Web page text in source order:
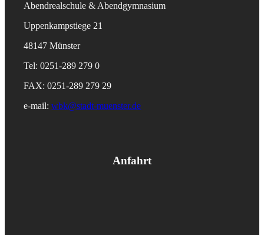
Abendrealschule & Abendgymnasium
Uppenkampstiege 21
48147 Münster
Tel: 0251-289 279 0
FAX: 0251-289 279 29
e-mail:wbk@stadt-muenster.de
Anfahrt